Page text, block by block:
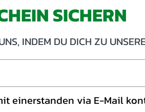
SICHERN
INDEM DU DICH ZU
einerstanden via E-Mail